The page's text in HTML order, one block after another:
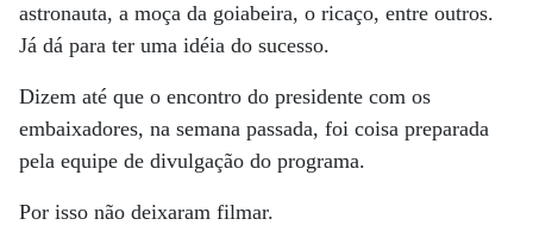
astronauta, a moça da goiabeira, o ricaço, entre outros.
Já dá para ter uma idéia do sucesso.
Dizem até que o encontro do presidente com os
embaixadores, na semana passada, foi coisa preparada
pela equipe de divulgação do programa.
Por isso não deixaram filmar.